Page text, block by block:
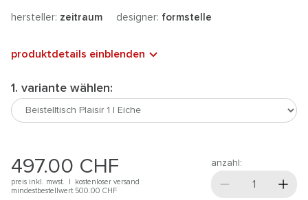
hersteller: zeitraum designer: formstelle
produktdetails einblenden
1. variante wählen:
497.00 CHF
preis inkl. mwst. |
kostenloser versand
mindestbestellwert 500.00 CHF
anzahl: